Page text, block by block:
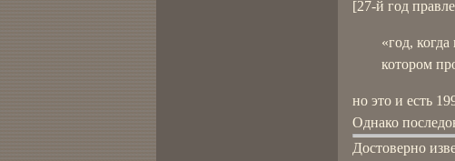
[27-й год
«год,
котором
но это и есть
Однако
Достоверно